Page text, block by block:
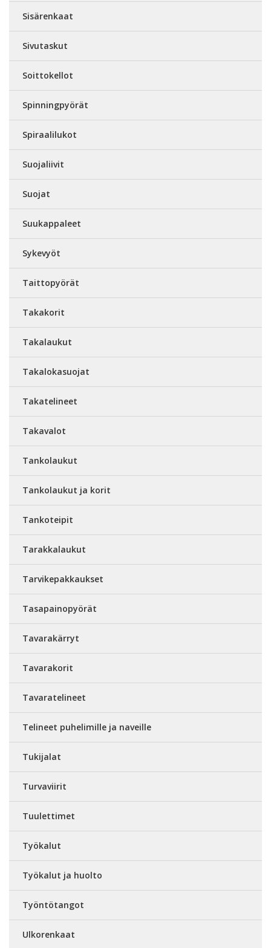
Sisärenkaat
Sivutaskut
Soittokellot
Spinningpyörät
Spiraalilukot
Suojaliivit
Suojat
Suukappaleet
Sykevyöt
Taittopyörät
Takakorit
Takalaukut
Takalokasuojat
Takatelineet
Takavalot
Tankolaukut
Tankolaukut ja korit
Tankoteipit
Tarakkalaukut
Tarvikepakkaukset
Tasapainopyörät
Tavarakärryt
Tavarakorit
Tavaratelineet
Telineet puhelimille ja naveille
Tukijalat
Turvaviirit
Tuulettimet
Työkalut
Työkalut ja huolto
Työntötangot
Ulkorenkaat